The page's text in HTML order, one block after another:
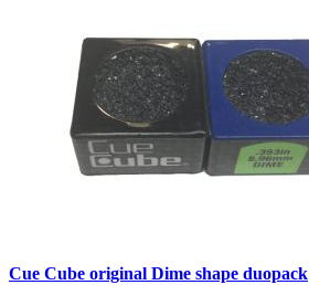
Cue Cube original Dime shape duopack